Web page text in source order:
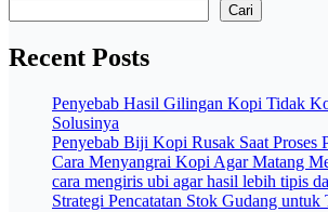
Cari
Recent Posts
Penyebab Hasil Gilingan Kopi Tidak
Solusinya
Penyebab Biji Kopi Rusak Saat Proses
Cara Menyangrai Kopi Agar Matang
cara mengiris ubi agar hasil lebih tipis
Strategi Pencatatan Stok Gudang